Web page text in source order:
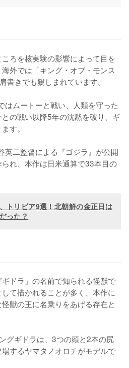
ろを核実験の影響によって目を
外では「キング・オブ・モンス
書きでも親しまれています。
ムートーと戦い、人類を守った
の戦い以降5年の沈黙を破り、ギ
す。
英二監督による『ゴジラ』が公開
れ、本作は日米通算で33本目の
トリビア9選！北朝鮮の金正日は
った？
ドラ」の名前で知られる怪獣で
て描かれることが多く、本作に
獣の王に名乗りをあげる存在と
グギドラは、3つの頭と2本の尻
するヤマタノオロチがモデルで